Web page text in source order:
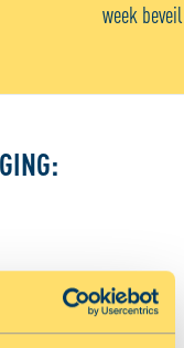
week